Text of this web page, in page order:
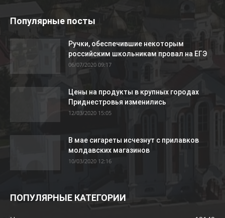
Популярные посты
Ручки, обеспечившие некоторым
российским школьникам провал на ЕГЭ
06/07/2020 09:17
Цены на продукты в крупных городах
Приднестровья изменились
12/03/2020 15:05
В мае сигареты исчезнут с прилавков
молдавских магазинов
10/03/2020 12:16
ПОПУЛЯРНЫЕ КАТЕГОРИИ